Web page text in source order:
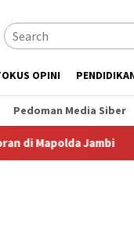
OPINI
Pedoman Media Siber
Adat Desa